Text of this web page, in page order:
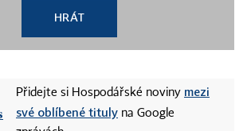
HRÁT
Přidejte si Hospodářské noviny mezi
své oblíbené tituly na Google